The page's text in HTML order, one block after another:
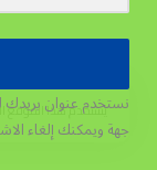
يستخدم هذا الموقع
نستخدم عنوان
جهةويمكنك إلغاء